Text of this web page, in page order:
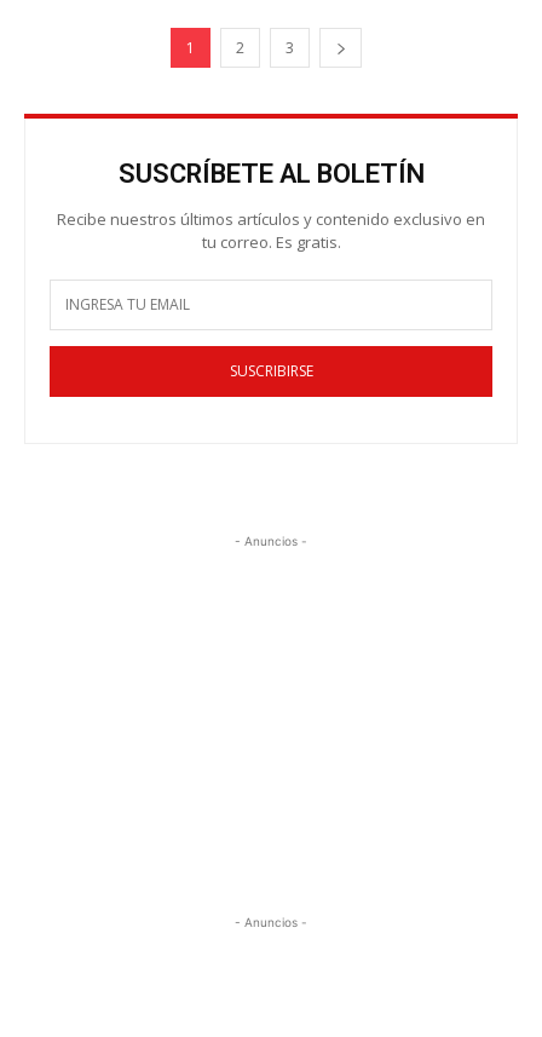
1 2 3
SUSCRÍBETE AL BOLETÍN
Recibe nuestros últimos artículos y contenido exclusivo en
tu correo. Es gratis.
SUSCRIBIRSE
- Anuncios -
- Anuncios -